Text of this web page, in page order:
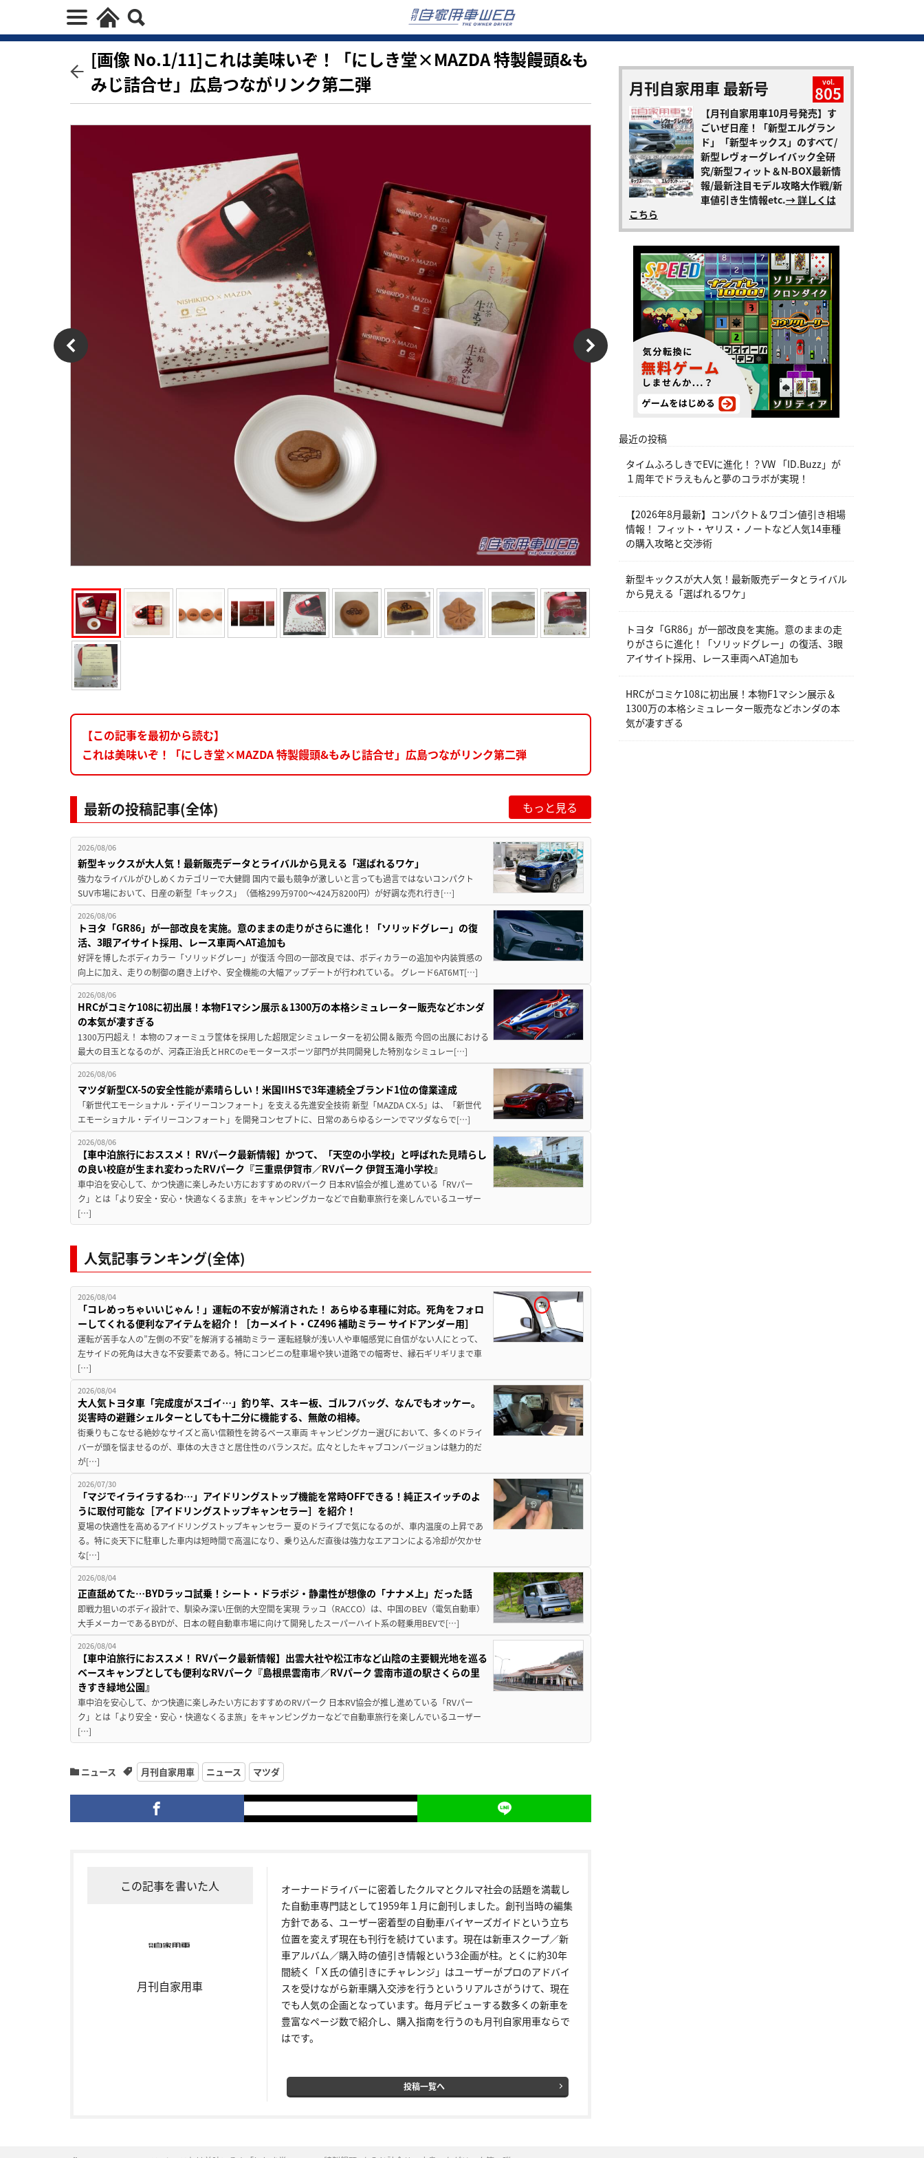
[画像 No.1/11]これは美味いぞ！「にしき堂×MAZDA 特製饅頭&も
みじ詰合せ」広島つながリンク第二弾
【この記事を最初から読む】
これは美味いぞ！「にしき堂×MAZDA 特製饅頭&もみじ詰合せ」広島つながリンク第二弾
最新の投稿記事(全体) もっと見る
2026/08/06
新型キックスが大人気！最新販売データとライバルから見える「選ばれるワケ」
強力なライバルがひしめくカテゴリーで大健闘 国内で最も競争が激しいと言っても過言ではないコンパクト
SUV市場において、日産の新型「キックス」（価格299万9700～424万8200円）が好調な売れ行き[…]
2026/08/06
トヨタ「GR86」が一部改良を実施。意のままの走りがさらに進化！「ソリッドグレー」の復
活、3眼アイサイト採用、レース車両へAT追加も
好評を博したボディカラー「ソリッドグレー」が復活 今回の一部改良では、ボディカラーの追加や内装質感の
向上に加え、走りの制御の磨き上げや、安全機能の大幅アップデートが行われている。 グレード6AT6MT[…]
2026/08/06
HRCがコミケ108に初出展！本物F1マシン展示＆1300万の本格シミュレーター販売などホンダ
の本気が凄すぎる
1300万円超え！ 本物のフォーミュラ筐体を採用した超限定シミュレーターを初公開＆販売 今回の出展における
最大の目玉となるのが、河森正治氏とHRCのeモータースポーツ部門が共同開発した特別なシミュレー[…]
2026/08/06
マツダ新型CX-5の安全性能が素晴らしい！米国IIHSで3年連続全ブランド1位の偉業達成
「新世代エモーショナル・デイリーコンフォート」を支える先進安全技術 新型「MAZDA CX-5」は、「新世代
エモーショナル・デイリーコンフォート」を開発コンセプトに、日常のあらゆるシーンでマツダならで[…]
2026/08/06
【車中泊旅行におススメ！ RVパーク最新情報】かつて、「天空の小学校」と呼ばれた見晴らし
の良い校庭が生まれ変わったRVパーク『三重県伊賀市／RVパーク 伊賀玉滝小学校』
車中泊を安心して、かつ快適に楽しみたい方におすすめのRVパーク 日本RV協会が推し進めている「RVパー
ク」とは「より安全・安心・快適なくるま旅」をキャンピングカーなどで自動車旅行を楽しんでいるユーザー
[…]
人気記事ランキング(全体)
2026/08/04
「コレめっちゃいいじゃん！」運転の不安が解消された！ あらゆる車種に対応。死角をフォロ
ーしてくれる便利なアイテムを紹介！［カーメイト・CZ496 補助ミラー サイドアンダー用］
運転が苦手な人の”左側の不安”を解消する補助ミラー 運転経験が浅い人や車幅感覚に自信がない人にとって、
左サイドの死角は大きな不安要素である。特にコンビニの駐車場や狭い道路での幅寄せ、縁石ギリギリまで車
[…]
2026/08/04
大人気トヨタ車「完成度がスゴイ…」釣り竿、スキー板、ゴルフバッグ、なんでもオッケー。
災害時の避難シェルターとしても十二分に機能する、無敵の相棒。
街乗りもこなせる絶妙なサイズと高い信頼性を誇るベース車両 キャンピングカー選びにおいて、多くのドライ
バーが頭を悩ませるのが、車体の大きさと居住性のバランスだ。広々としたキャブコンバージョンは魅力的だ
が[…]
2026/07/30
「マジでイライラするわ…」アイドリングストップ機能を常時OFFできる！純正スイッチのよ
うに取付可能な［アイドリングストップキャンセラー］を紹介！
夏場の快適性を高めるアイドリングストップキャンセラー 夏のドライブで気になるのが、車内温度の上昇であ
る。特に炎天下に駐車した車内は短時間で高温になり、乗り込んだ直後は強力なエアコンによる冷却が欠かせ
な[…]
2026/08/04
正直舐めてた…BYDラッコ試乗！シート・ドラポジ・静粛性が想像の「ナナメ上」だった話
即戦力狙いのボディ設計で、馴染み深い圧倒的大空間を実現 ラッコ（RACCO）は、中国のBEV（電気自動車）
大手メーカーであるBYDが、日本の軽自動車市場に向けて開発したスーパーハイト系の軽乗用BEVで[…]
2026/08/04
【車中泊旅行におススメ！ RVパーク最新情報】出雲大社や松江市など山陰の主要観光地を巡る
ベースキャンプとしても便利なRVパーク『島根県雲南市／RVパーク 雲南市道の駅さくらの里
きすき緑地公園』
車中泊を安心して、かつ快適に楽しみたい方におすすめのRVパーク 日本RV協会が推し進めている「RVパー
ク」とは「より安全・安心・快適なくるま旅」をキャンピングカーなどで自動車旅行を楽しんでいるユーザー
[…]
ニュース 月刊自家用車 ニュース マツダ
この記事を書いた人
月刊自家用車
オーナードライバーに密着したクルマとクルマ社会の話題を満載し
た自動車専門誌として1959年１月に創刊しました。創刊当時の編集
方針である、ユーザー密着型の自動車バイヤーズガイドという立ち
位置を変えず現在も刊行を続けています。現在は新車スクープ／新
車アルバム／購入時の値引き情報という3企画が柱。とくに約30年
間続く「Ｘ氏の値引きにチャレンジ」はユーザーがプロのアドバイ
スを受けながら新車購入交渉を行うというリアルさがうけて、現在
でも人気の企画となっています。毎月デビューする数多くの新車を
豊富なページ数で紹介し、購入指南を行うのも月刊自家用車ならで
はです。
投稿一覧へ
月刊自家用車 最新号 vol.
805
【月刊自家用車10月号発売】す
ごいぜ日産！「新型エルグラン
ド」「新型キックス」のすべて/
新型レヴォーグレイバック全研
究/新型フィット＆N-BOX最新情
報/最新注目モデル攻略大作戦/新
車値引き生情報etc.→ 詳しくは
こちら
最近の投稿
タイムふろしきでEVに進化！？VW 「ID.Buzz」が
１周年でドラえもんと夢のコラボが実現！
【2026年8月最新】コンパクト＆ワゴン値引き相場
情報！ フィット・ヤリス・ノートなど人気14車種
の購入攻略と交渉術
新型キックスが大人気！最新販売データとライバル
から見える「選ばれるワケ」
トヨタ「GR86」が一部改良を実施。意のままの走
りがさらに進化！「ソリッドグレー」の復活、3眼
アイサイト採用、レース車両へAT追加も
HRCがコミケ108に初出展！本物F1マシン展示＆
1300万の本格シミュレーター販売などホンダの本
気が凄すぎる